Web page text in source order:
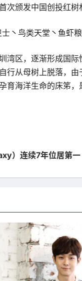
颁发中国创投红树
丶鸟类天堂丶鱼虾
湾区，逐渐形成国
行从母树上脱落，
海洋生命的床笫
）连续7年位居第一